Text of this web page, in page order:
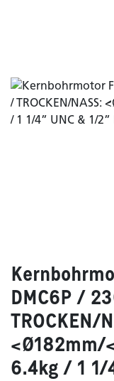
DMC6P /
TROCKEN/
<Ø182mm/
6.4kg / 1 1/